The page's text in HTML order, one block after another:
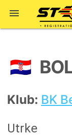

🇭🇷
Klub: BK
Utrke